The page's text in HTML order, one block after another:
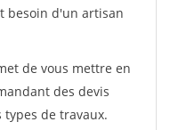
besoin d'un artisan
de vous mettre en
des devis
de travaux.